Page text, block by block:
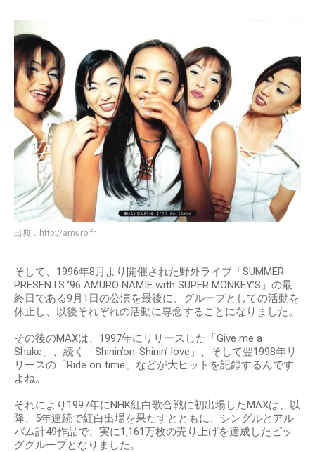
出典： http://amuro.fr
そして、1996年8月より開催された野外ライブ「SUMMER
PRESENTS ’96 AMURO NAMIE with SUPER MONKEY’S」の最
終日である9月1日の公演を最後に、グループとしての活動を
休止し、以後それぞれの活動に専念することになりました。
その後のMAXは、1997年にリリースした「Give me a
Shake」、続く「Shinin’on-Shinin’ love」、そして翌1998年リ
リースの「Ride on time」などが大ヒットを記録するんです
よね。
それにより1997年にNHK紅白歌合戦に初出場したMAXは、以
降、5年連続で紅白出場を果たすとともに、シングルとアル
バム計49作品で、実に1,161万枚の売り上げを達成したビッ
ググループとなりました。